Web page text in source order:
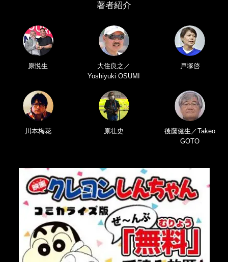
著者紹介
原悦生
大住良之／
Yoshiyuki OSUMI
戸塚啓
川本梅花 原壮史
後藤健生／Takeo
GOTO